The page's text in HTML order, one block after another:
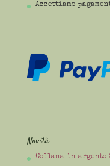
Accettiamo
Novità
Collana in argento